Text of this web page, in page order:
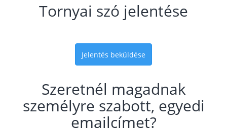
Tornyai szó jelentése
Jelentés beküldése
Szeretnél magadnak
személyre szabott, egyedi
emailcímet?